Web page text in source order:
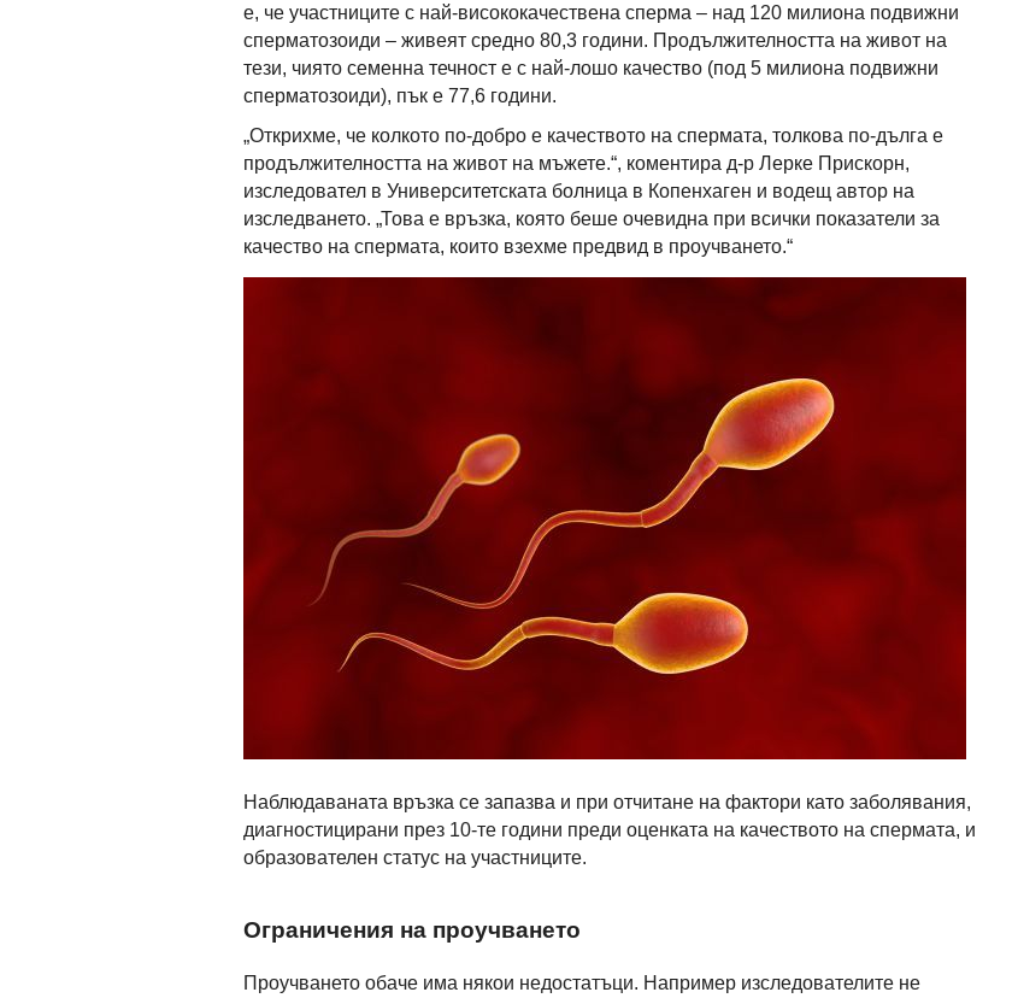
е, че участниците с най-висококачествена сперма – над 120 милиона подвижни
сперматозоиди – живеят средно 80,3 години. Продължителността на живот на
тези, чиято семенна течност е с най-лошо качество (под 5 милиона подвижни
сперматозоиди), пък е 77,6 години.
„Открихме, че колкото по-добро е качеството на спермата, толкова по-дълга е
продължителността на живот на мъжете.“, коментира д-р Лерке Прискорн,
изследовател в Университетската болница в Копенхаген и водещ автор на
изследването. „Това е връзка, която беше очевидна при всички показатели за
качество на спермата, които взехме предвид в проучването.“
Наблюдаваната връзка се запазва и при отчитане на фактори като заболявания,
диагностицирани през 10-те години преди оценката на качеството на спермата, и
образователен статус на участниците.
Ограничения на проучването
Проучването обаче има някои недостатъци. Например изследователите не